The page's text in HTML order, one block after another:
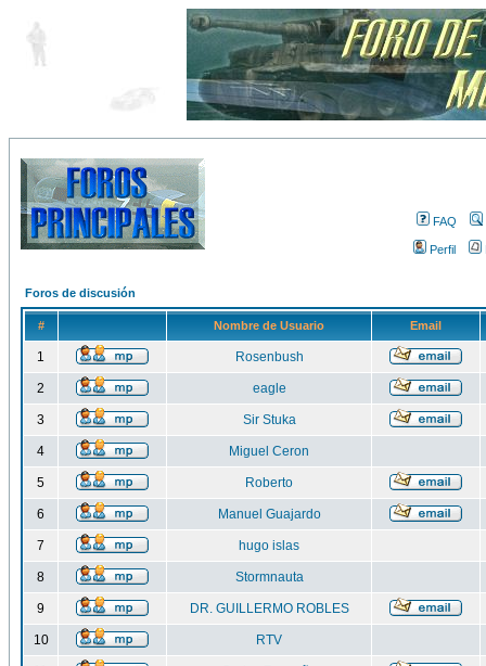
FAQ
Perfil
Foros de discusión
# Nombre de Usuario Email
1 Rosenbush
2 eagle
3 Sir Stuka
4 Miguel Ceron
5 Roberto
6 Manuel Guajardo
7 hugo islas
8 Stormnauta
9 DR. GUILLERMO ROBLES
10 RTV